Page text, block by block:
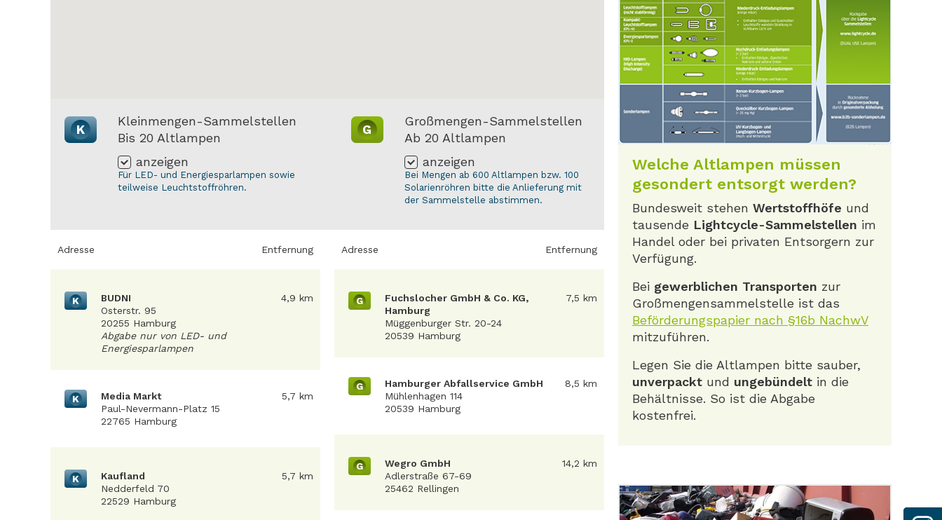
K
Kleinmengen-Sammelstellen
Bis 20 Altlampen
anzeigen
Für LED- und Energiesparlampen sowie
teilweise Leuchtstoffröhren.
G
Großmengen-Sammelstellen
Ab 20 Altlampen
anzeigen
Bei Mengen ab 600 Altlampen bzw. 100
Solarienröhren bitte die Anlieferung mit
der Sammelstelle abstimmen.
Adresse Entfernung
K
BUDNI
Osterstr. 95
20255 Hamburg
Abgabe nur von LED- und
Energiesparlampen
4,9 km
K
Media Markt
Paul-Nevermann-Platz 15
22765 Hamburg
5,7 km
K
Kaufland
Nedderfeld 70
22529 Hamburg
5,7 km
Adresse Entfernung
G
Fuchslocher GmbH & Co. KG,
Hamburg
Müggenburger Str. 20-24
20539 Hamburg
7,5 km
G
Hamburger Abfallservice GmbH
Mühlenhagen 114
20539 Hamburg
8,5 km
G
Wegro GmbH
Adlerstraße 67-69
25462 Rellingen
14,2 km
Welche Altlampen müssen
gesondert entsorgt werden?
Bundesweit stehen Wertstoffhöfe und
tausende Lightcycle-Sammelstellen im
Handel oder bei privaten Entsorgern zur
Verfügung.
Bei gewerblichen Transporten zur
Großmengensammelstelle ist das
Beförderungspapier nach §16b NachwV
mitzuführen.
Legen Sie die Altlampen bitte sauber,
unverpackt und ungebündelt in die
Behältnisse. So ist die Abgabe
kostenfrei.